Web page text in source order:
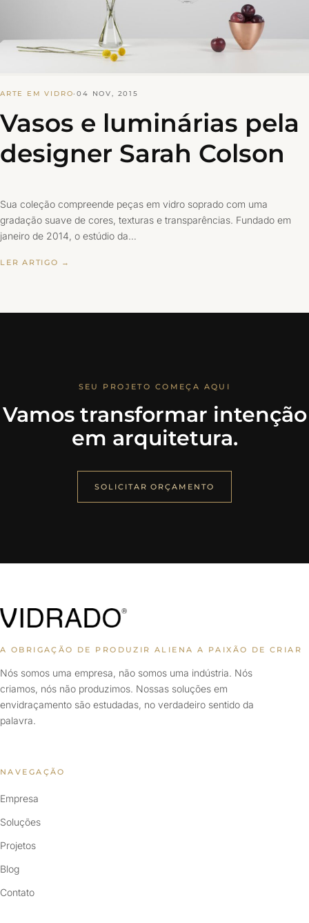
ARTE EM VIDRO·04 NOV, 2015
Vasos e luminárias pela
designer Sarah Colson
Sua coleção compreende peças em vidro soprado com uma
gradação suave de cores, texturas e transparências. Fundado em
janeiro de 2014, o estúdio da…
LER ARTIGO →
SEU PROJETO COMEÇA AQUI
Vamos transformar intenção
em arquitetura.
SOLICITAR ORÇAMENTO
A OBRIGAÇÃO DE PRODUZIR ALIENA A PAIXÃO DE CRIAR
Nós somos uma empresa, não somos uma indústria. Nós
criamos, nós não produzimos. Nossas soluções em
envidraçamento são estudadas, no verdadeiro sentido da
palavra.
NAVEGAÇÃO
Empresa
Soluções
Projetos
Blog
Contato